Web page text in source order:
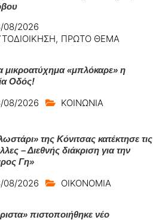
08/2026
, ΠΡΩΤΟ ΘΕΜΑ
μικροατύχημα «μπλόκαρε» η
Οδός!
08/2026 ΚΟΙΝΩΝΙΑ
της Κόνιτσας κατέκτησε τις
– Διεθνής διάκριση για την
Γη»
08/2026 ΟΙΚΟΝΟΜΙΑ
πιστοποιήθηκε νέο